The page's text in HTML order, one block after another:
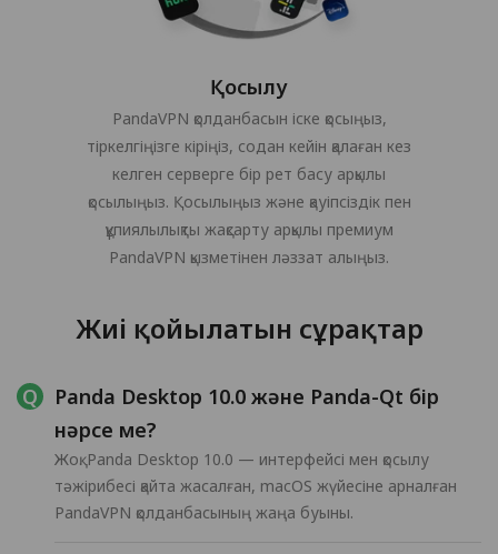
Қосылу
PandaVPN қолданбасын іске қосыңыз,
тіркелгіңізге кіріңіз, содан кейін қалаған кез
келген серверге бір рет басу арқылы
қосылыңыз. Қосылыңыз және қауіпсіздік пен
құпиялылықты жақсарту арқылы премиум
PandaVPN қызметінен ләззат алыңыз.
Жиі қойылатын сұрақтар
Panda Desktop 10.0 және Panda-Qt бір
нәрсе ме?
Жоқ. Panda Desktop 10.0 — интерфейсі мен қосылу
тәжірибесі қайта жасалған, macOS жүйесіне арналған
PandaVPN қолданбасының жаңа буыны.